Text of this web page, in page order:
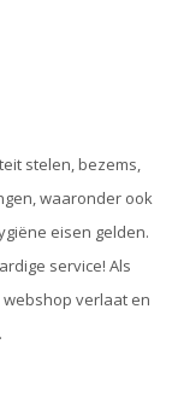
stelen, bezems,
waaronder ook
eisen gelden.
service! Als
verlaat en